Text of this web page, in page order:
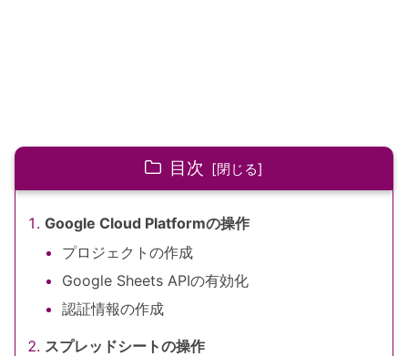
目次
Google Cloud Platformの操作
プロジェクトの作成
Google Sheets APIの有効化
認証情報の作成
スプレッドシートの操作